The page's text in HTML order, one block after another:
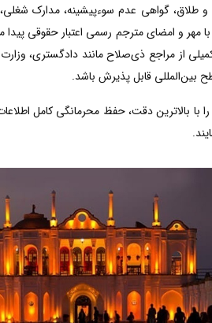
طلاق، گواهی عدم سوءپیشینه، مدارک
و امضای مترجم رسمی اعتبار حقوقی پیدا
از مراجع ذی‌صلاح مانند دادگستری،
بین‌المللی قابل پذیرش باشد.
بالاترین دقت، حفظ محرمانگی کامل